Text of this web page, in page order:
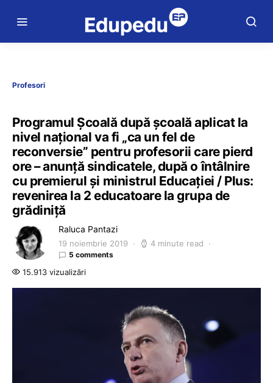
Profesori
Programul Școală după școală aplicat la
nivel național va fi „ca un fel de
reconversie” pentru profesorii care pierd
ore – anunță sindicatele, după o întâlnire
cu premierul și ministrul Educației / Plus:
revenirea la 2 educatoare la grupa de
grădiniță
Raluca Pantazi
19 noiembrie 2019 4 minute read
5 comments
15.913 vizualizări